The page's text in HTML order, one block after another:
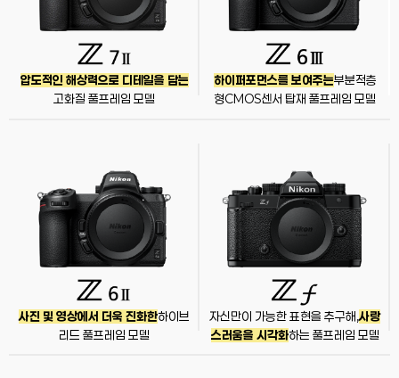
압도적인 해상력으로 디테일을 담는
고화질 풀프레임 모델
하이퍼포먼스를 보여주는부분적층
형CMOS센서 탑재 풀프레임 모델
사진 및 영상에서 더욱 진화한하이브
리드 풀프레임 모델
자신만이 가능한 표현을 추구해,사랑
스러움을 시각화하는 풀프레임 모델